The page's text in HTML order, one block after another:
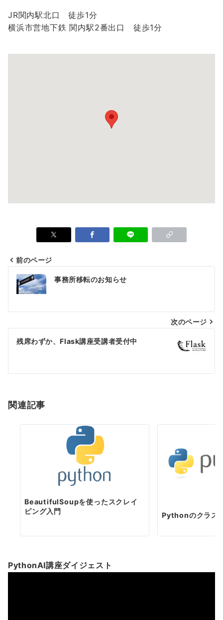
JR関内駅北口 徒歩1分
横浜市営地下鉄 関内駅2番出口 徒歩1分
投
稿
ビ
ゲ
シ
ン
前のページ
事務所移転のお知らせ
次のページ
残席わずか、Flask講座受講者受付中
関連記事
BeautifulSoupを使ったスクレイ
ピング入門
Pythonのクラス
PythonAI講座ダイジェスト